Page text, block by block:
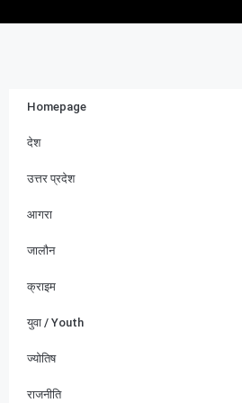
Homepage
देश
उत्तर प्रदेश
आगरा
जालौन
क्राइम
युवा / Youth
ज्योतिष
राजनीति